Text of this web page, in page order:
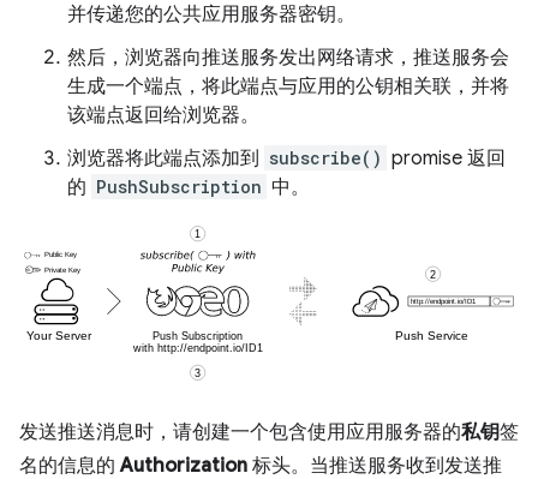
并传递您的公共应用服务器密钥。
然后，浏览器向推送服务发出网络请求，推送服务会
生成一个端点，将此端点与应用的公钥相关联，并将
该端点返回给浏览器。
浏览器将此端点添加到 subscribe() promise 返回
的 PushSubscription 中。
发送推送消息时，请创建一个包含使用应用服务器的私钥签
名的信息的Authorization 标头。当推送服务收到发送推